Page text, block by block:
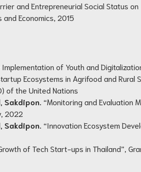
and Entrepreneurial Social Status
Economics, 2015
of Youth and
Ecosystems in Agrifood and Rural
of the United Nations
Sakdipon. “Monitoring and Evaluation
2022
Sakdipon. “Innovation Ecosystem
of Tech Start-ups in Thailand”,